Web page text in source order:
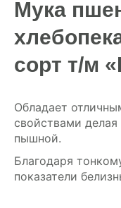
Мука
сорт т/м
Обладает
свойствами
пышной.
Благодаря
показатели
ГДЕ КУПИТЬ
КОНТАКТЫ